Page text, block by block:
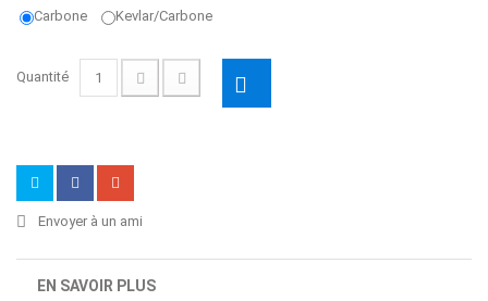
Carbone
Kevlar/Carbone
Quantité
Envoyer à un ami
EN SAVOIR PLUS